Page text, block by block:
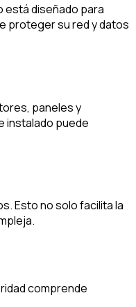
está diseñado para
proteger su red y datos
paneles y
instalado puede
Esto no solo facilita la
comprende